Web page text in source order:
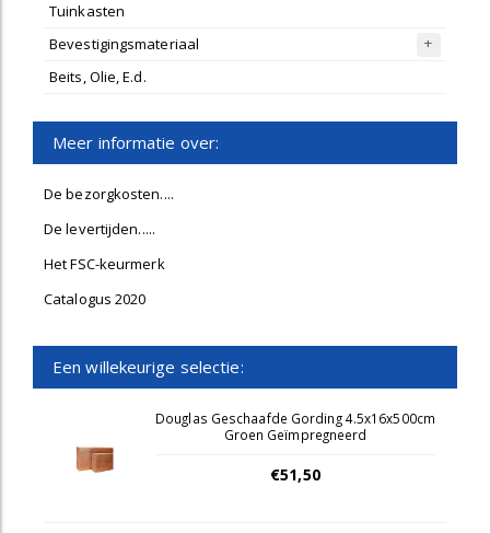
Tuinkasten
Bevestigingsmateriaal
Beits, Olie, E.d.
Meer informatie over:
De bezorgkosten....
De levertijden.....
Het FSC-keurmerk
Catalogus 2020
Een willekeurige selectie:
Douglas Geschaafde Gording 4.5x16x500cm
Groen Geïmpregneerd
€51,50